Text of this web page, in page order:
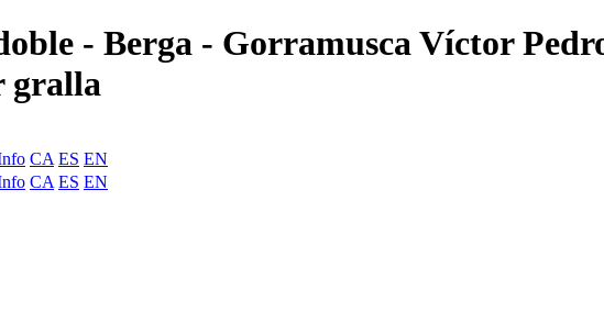
- Berga - Gorramusca Víctor
gralla
CA ES EN
CA ES EN